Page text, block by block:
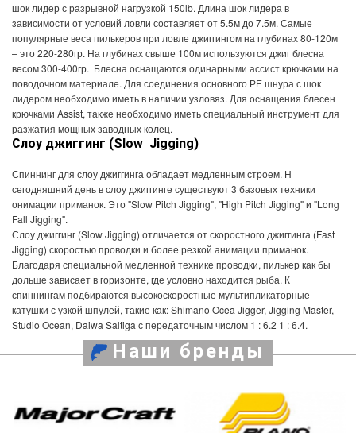
шок лидер с разрывной нагрузкой 150lb. Длина шок лидера в
зависимости от условий ловли составляет от 5.5м до 7.5м. Самые
популярные веса пилькеров при ловле джиггингом на глубинах 80-120м
– это 220-280гр. На глубинах свыше 100м используются джиг блесна
весом 300-400гр. Блесна оснащаются одинарными ассист крючками на
поводочном материале. Для соединения основного РЕ шнура с шок
лидером необходимо иметь в наличии узловяз. Для оснащения блесен
крючками Assist, также необходимо иметь специальный инструмент для
разжатия мощных заводных колец.
Слоу джиггинг (Slow Jigging)
Спиннинг для слоу джиггинга обладает медленным строем. Н
сегодняшний день в слоу джиггинге существуют 3 базовых техники
онимации приманок. Это "Slow Pitch Jigging", "High Pitch Jigging" и "Long
Fall Jigging".
Слоу джиггинг (Slow Jigging) отличается от скоростного джиггинга (Fast
Jigging) скоростью проводки и более резкой анимации приманок.
Благодаря специальной медленной технике проводки, пилькер как бы
дольше зависает в горизонте, где условно находится рыба. К
спиннингам подбираются высокоскоростные мультипликаторные
катушки с узкой шпулей, такие как: Shimano Ocea Jigger, Jigging Master,
Studio Ocean, Daiwa Saltiga с передаточным числом 1 : 6.2 1 : 6.4.
Наши бренды